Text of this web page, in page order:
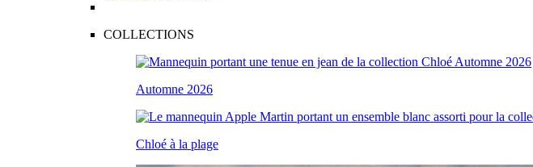
COLLECTIONS
Automne 2026
Chloé à la plage